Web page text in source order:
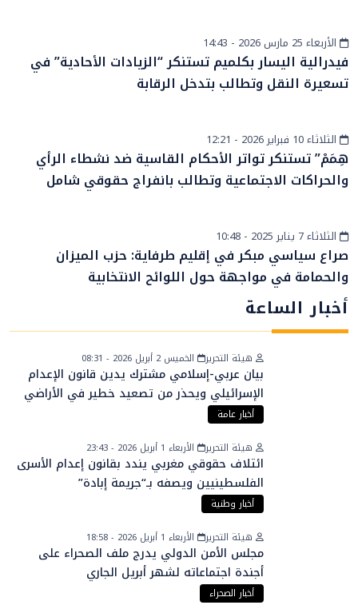
أخبار الصحراءالأربعاء 25 مارس 2026 - 14:43
فيدرالية اليسار بكلميم تستنكر “الزيادات الأحادية” في
تسعيرة النقل وتطالب بتدخل الرقابة
أخبار وطنيةالثلاثاء 10 فبراير 2026 - 12:21
هِمَمْ” تستنكر تواتر الأحكام القاسية ضد نشطاء الرأي
والحراكات الاجتماعية وتطالب بانفراج حقوقي شامل
أخبار الصحراءالثلاثاء 7 يناير 2025 - 10:48
صراع سياسي مبكر في إقليم طرفاية: حزب الميزان
والحمامة في مواجهة حول اللوائح الانتخابية
أخبار الساعة
هيئة التحرير الخميس 2 أبريل 2026 - 08:31
بيان عربي-إسلامي مشترك يدين قانون الإعدام
الإسرائيلي ويحذر من تصعيد خطير في الأراضي
الفلسطينية
أخبار عامة
هيئة التحرير
الأربعاء 1 أبريل 2026 - 23:43
ائتلاف حقوقي مغربي يندد بقانون إعدام الأسرى
الفلسطينيين ويصفه بـ“جريمة إبادة”
أخبار وطنية
هيئة التحرير
الأربعاء 1 أبريل 2026 - 18:58
مجلس الأمن الدولي يدرج ملف الصحراء على
أجندة اجتماعاته لشهر أبريل الجاري
أخبار الصحراء